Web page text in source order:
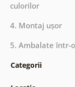
culorilor
4. Montaj ușor
5. Ambalate într-
Categorii